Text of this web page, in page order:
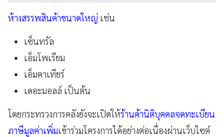
ห้างสรรพสินค้าขนาดใหญ่ เช่น
เซ็นทรัล
เอ็มโพเรียม
เอ็มคาเทียร์
เดอะมอลล์ เป็นต้น
โดยกระทรวงการคลังยังจะเปิดให้ร้านค้านิติบุคคลจดทะเบียน
ภาษีมูลค่าเพิ่มเข้าร่วมโครงการได้อย่างต่อเนื่องผ่านเว็บไซต์